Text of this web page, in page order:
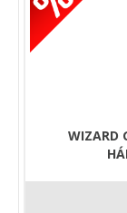
WIZARD